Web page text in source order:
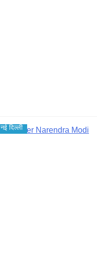
नई दिल्ली